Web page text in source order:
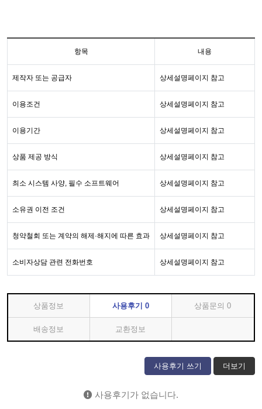
항목 내용
제작자 또는 공급자 상세설명페이지 참고
이용조건 상세설명페이지 참고
이용기간 상세설명페이지 참고
상품 제공 방식 상세설명페이지 참고
최소 시스템 사양, 필수 소프트웨어 상세설명페이지 참고
소유권 이전 조건 상세설명페이지 참고
청약철회 또는 계약의 해제·해지에 따른 효과 상세설명페이지 참고
소비자상담 관련 전화번호 상세설명페이지 참고
상품정보 사용후기 0 상품문의0
배송정보 교환정보
사용후기 쓰기 더보기
사용후기가 없습니다.